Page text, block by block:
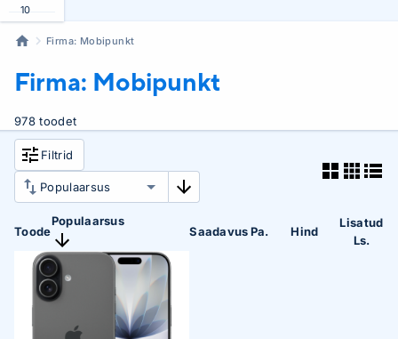
10
Firma: Mobipunkt
Firma: Mobipunkt
978 toodet
Filtrid
Toode
Populaarsus
SaadavusPa. Hind
Lisatud
Ls.